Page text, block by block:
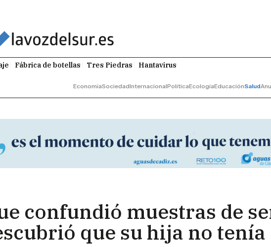
Fábrica de botellas Tres Piedras Hantavirus
EconomíaSociedadInternacionalPolíticaEcologíaEducaciónSalud
confundió muestras de
que su hija no tenía